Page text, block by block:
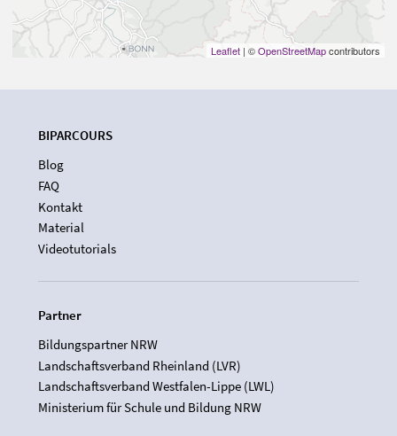
Leaflet | ©OpenStreetMapcontributors
BIPARCOURS
Blog
FAQ
Kontakt
Material
Videotutorials
Partner
Bildungspartner NRW
Landschaftsverband Rheinland (LVR)
Landschaftsverband Westfalen-Lippe (LWL)
Ministerium für Schule und Bildung NRW